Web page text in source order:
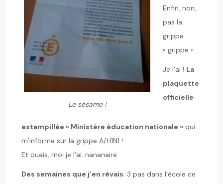
Le sésame !
Enfin, non,
pas la
grippe
« grippe » …
Je l’ai ! La
plaquette
officielle
estampillée « Ministère éducation nationale » qui
m’informe sur la grippe A/H1N1 !
Et ouais, moi je l’ai, nananaire
Des semaines que j’en rêvais. 3 pas dans l’école ce